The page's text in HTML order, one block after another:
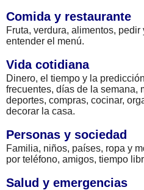
Comida y restaurante
Fruta, verdura, alimentos,
entender el menú.
Vida cotidiana
Dinero, el tiempo y la
frecuentes, días de la semana,
deportes, compras, cocinar,
decorar la casa.
Personas y sociedad
Familia, niños, países, ropa y
por teléfono, amigos, tiempo
Salud y emergencias